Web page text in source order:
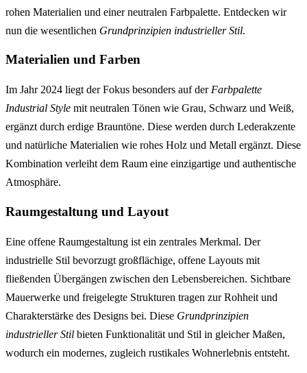
rohen Materialien und einer neutralen Farbpalette. Entdecken wir
nun die wesentlichen Grundprinzipien industrieller Stil.
Materialien und Farben
Im Jahr 2024 liegt der Fokus besonders auf der Farbpalette
Industrial Style mit neutralen Tönen wie Grau, Schwarz und Weiß,
ergänzt durch erdige Brauntöne. Diese werden durch Lederakzente
und natürliche Materialien wie rohes Holz und Metall ergänzt. Diese
Kombination verleiht dem Raum eine einzigartige und authentische
Atmosphäre.
Raumgestaltung und Layout
Eine offene Raumgestaltung ist ein zentrales Merkmal. Der
industrielle Stil bevorzugt großflächige, offene Layouts mit
fließenden Übergängen zwischen den Lebensbereichen. Sichtbare
Mauerwerke und freigelegte Strukturen tragen zur Rohheit und
Charakterstärke des Designs bei. Diese Grundprinzipien
industrieller Stil bieten Funktionalität und Stil in gleicher Maßen,
wodurch ein modernes, zugleich rustikales Wohnerlebnis entsteht.